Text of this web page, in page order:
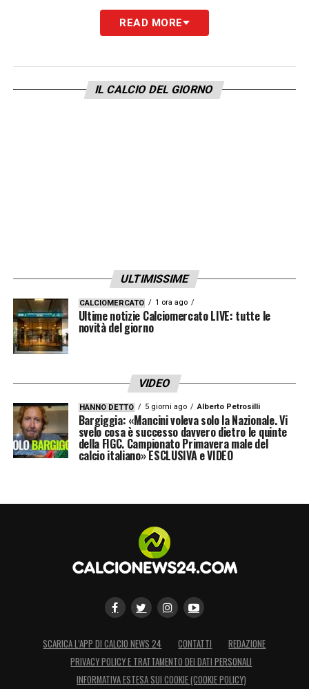
I giocatori, apprezzando il sostegno, sono
personalmente i sostenitori, concedendo
foto e autografi.A causa del divieto di
READ MORE
IL CALCIO DEL GIORNO
ULTIMISSIME
CALCIOMERCATO 1 ora ago
Ultime notizie Calciomercato LIVE: tutte le
novità del giorno
VIDEO
HANNO DETTO 5 giorni ago Alberto Petrosilli
Bargiggia: «Mancini voleva solo la Nazionale. Vi
svelo cosa è successo davvero dietro le quinte
della FIGC. Campionato Primavera male del
calcio italiano» ESCLUSIVA e VIDEO
SCARICA L’APP DI CALCIO NEWS 24 CONTATTI
REDAZIONE
PRIVACY POLICY E TRATTAMENTO DEI DATI PERSONALI
INFORMATIVA ESTESA SUI COOKIE (COOKIE POLICY)